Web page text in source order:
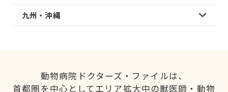
九州・沖縄
動物病院ドクターズ・ファイルは、
首都圏を中心としてエリア拡大中の獣医師・動物